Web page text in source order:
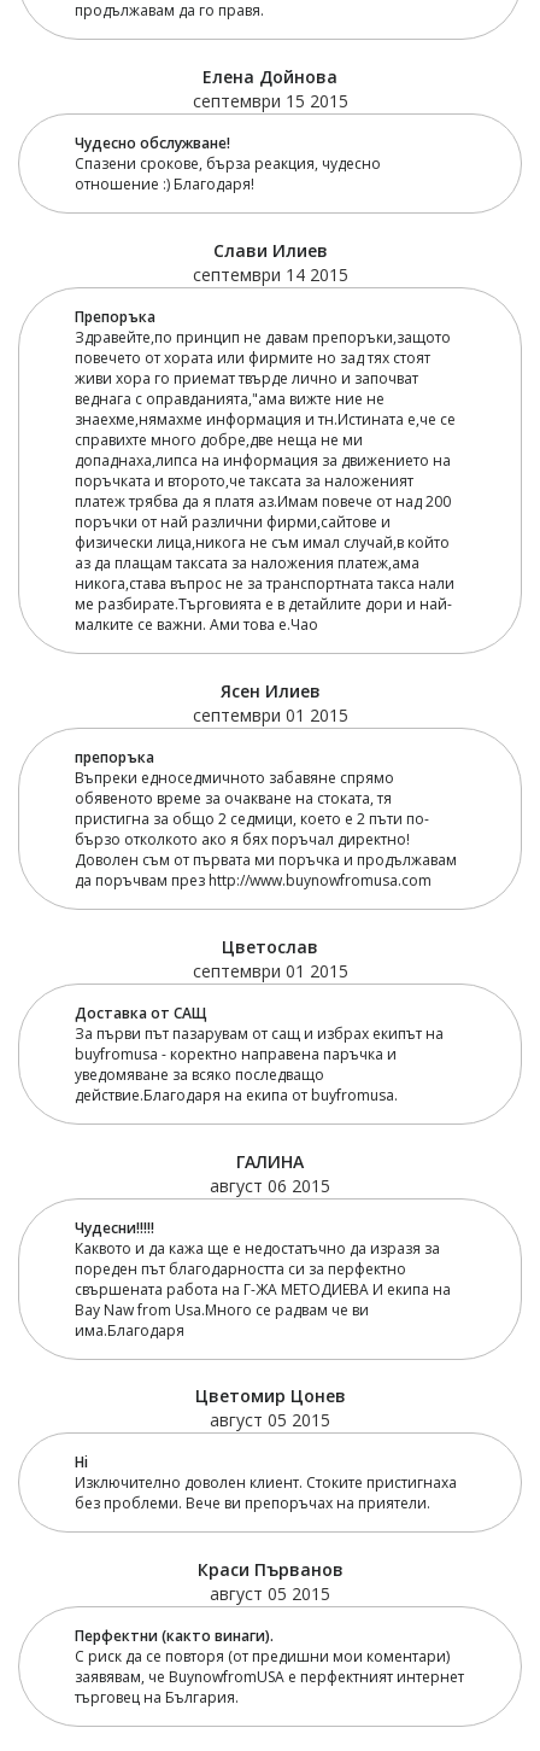
продължавам да го правя.
Елена Дойнова
септември 15 2015
Чудесно обслужване!
Спазени срокове, бърза реакция, чудесно
отношение :) Благодаря!
Слави Илиев
септември 14 2015
Препоръка
Здравейте,по принцип не давам препоръки,защото
повечето от хората или фирмите но зад тях стоят
живи хора го приемат твърде лично и започват
веднага с оправданията,"ама вижте ние не
знаехме,нямахме информация и тн.Истината е,че се
справихте много добре,две неща не ми
допаднаха,липса на информация за движението на
поръчката и второто,че таксата за наложеният
платеж трябва да я платя аз.Имам повече от над 200
поръчки от най различни фирми,сайтове и
физически лица,никога не съм имал случай,в който
аз да плащам таксата за наложения платеж,ама
никога,става въпрос не за транспортната такса нали
ме разбирате.Търговията е в детайлите дори и най-
малките се важни. Ами това е.Чао
Ясен Илиев
септември 01 2015
препоръка
Въпреки едноседмичното забавяне спрямо
обявеното време за очакване на стоката, тя
пристигна за общо 2 седмици, което е 2 пъти по-
бързо отколкото ако я бях поръчал директно!
Доволен съм от първата ми поръчка и продължавам
да поръчвам през http://www.buynowfromusa.com
Цветослав
септември 01 2015
Доставка от САЩ
За първи път пазарувам от сащ и избрах екипът на
buyfromusa - коректно направена паръчка и
уведомяване за всяко последващо
действие.Благодаря на екипа от buyfromusa.
ГАЛИНА
август 06 2015
Чудесни!!!!!
Каквото и да кажа ще е недостатъчно да изразя за
пореден път благодарността си за перфектно
свършената работа на Г-ЖА МЕТОДИЕВА И екипа на
Bay Naw from Usa.Много се радвам че ви
има.Благодаря
Цветомир Цонев
август 05 2015
Hi
Изключително доволен клиент. Стоките пристигнаха
без проблеми. Вече ви препоръчах на приятели.
Краси Първанов
август 05 2015
Перфектни (както винаги).
С риск да се повторя (от предишни мои коментари)
заявявам, че BuynowfromUSA е перфектният интернет
търговец на България.